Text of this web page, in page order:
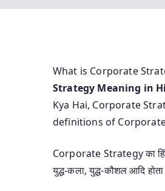
What is Corporate
Strategy Meaning in
Kya Hai, Corporate
definitions of
Corporate Strategy का हिंदी
युद्ध-कला, युद्ध-कौशल आदि